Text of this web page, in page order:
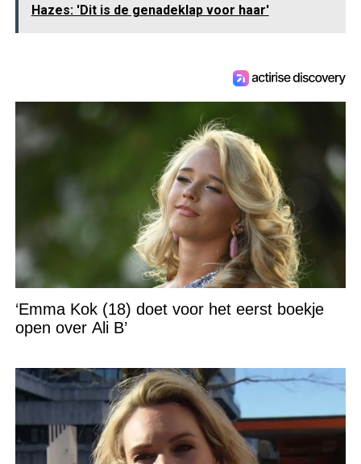
Hazes: 'Dit is de genadeklap voor haar'
‘Emma Kok (18) doet voor het eerst boekje
open over Ali B’